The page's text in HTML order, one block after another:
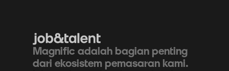
Magnific adalah bagian penting
dari ekosistem pemasaran kami.